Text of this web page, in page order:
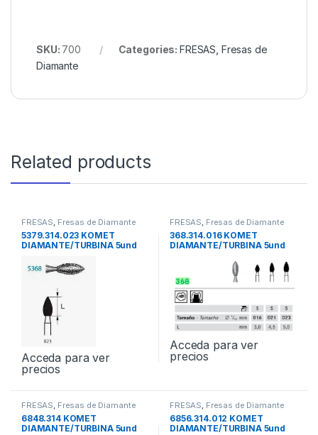
SKU: 700 Categories: FRESAS Fresas de
Diamante
Related products
FRESAS, Fresas de Diamante
5379.314.023 KOMET
DIAMANTE/TURBINA 5und
Acceda para ver
precios
FRESAS, Fresas de Diamante
368.314.016 KOMET
DIAMANTE/TURBINA 5und
Acceda para ver
precios
FRESAS Fresas de Diamante
6848.314 KOMET
DIAMANTE/TURBINA 5und
FRESAS Fresas de Diamante
6856.314.012 KOMET
DIAMANTE/TURBINA 5und